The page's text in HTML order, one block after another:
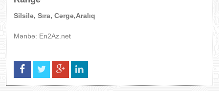
Silsilə, Sıra, Cərgə,Aralıq
Mənbə: En2Az.net